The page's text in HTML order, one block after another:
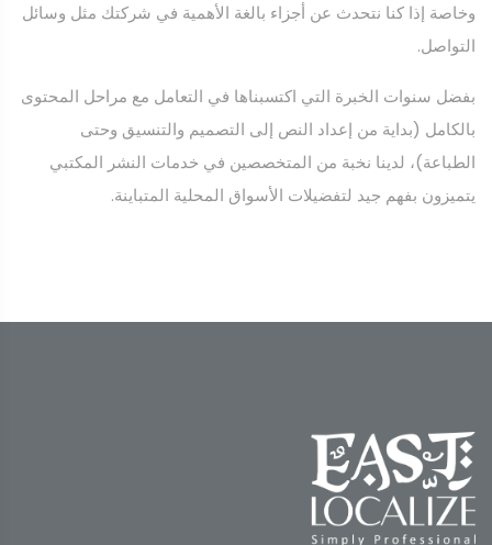
وخاصة إذا كنا نتحدث عن أجزاء بالغة الأهمية في شركتك مثل وسائل
التواصل.
بفضل سنوات الخبرة التي اكتسبناها في التعامل مع مراحل المحتوى
بالكامل (بداية من إعداد النص إلى التصميم والتنسيق وحتى
الطباعة)، لدينا نخبة من المتخصصين في خدمات النشر المكتبي
يتميزون بفهم جيد لتفضيلات الأسواق المحلية المتباينة.